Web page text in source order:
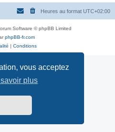
vous acceptez
plus
Heures au format UTC+02:00
Software © phpBB Limited
phpBB-fr.com
| Conditions